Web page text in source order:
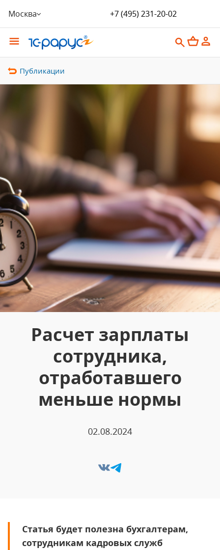
Москва +7 (495) 231-20-02
Публикации
Расчет зарплаты
сотрудника,
отработавшего
меньше нормы
02.08.2024
Статья будет полезна бухгалтерам,
сотрудникам кадровых служб